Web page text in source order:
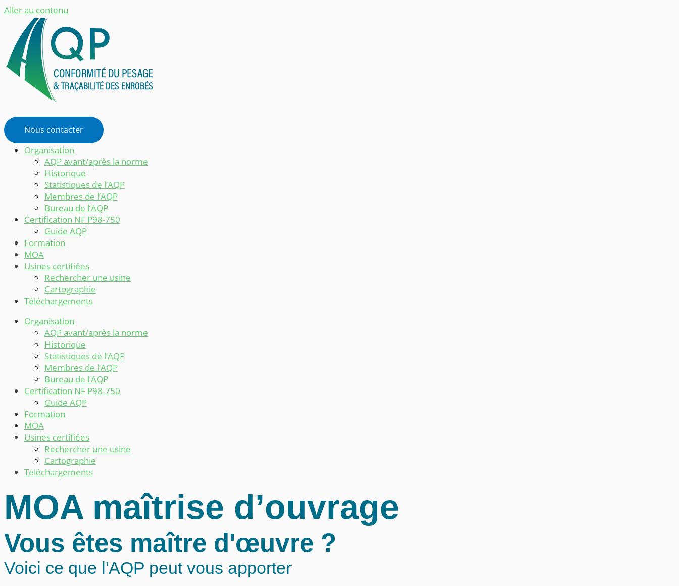
Aller au contenu
Nous contacter
Organisation
AQP avant/après la norme
Historique
Statistiques de l’AQP
Membres de l’AQP
Bureau de l’AQP
Certification NF P98-750
Guide AQP
Formation
MOA
Usines certifiées
Rechercher une usine
Cartographie
Téléchargements
Organisation
AQP avant/après la norme
Historique
Statistiques de l’AQP
Membres de l’AQP
Bureau de l’AQP
Certification NF P98-750
Guide AQP
Formation
MOA
Usines certifiées
Rechercher une usine
Cartographie
Téléchargements
MOA maîtrise d’ouvrage
Vous êtes maître d'œuvre ?
Voici ce que l'AQP peut vous apporter